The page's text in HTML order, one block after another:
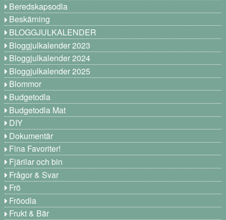
Beredskapsodla
Beskärning
BLOGGJULKALENDER
Bloggjulkalender 2023
Bloggjulkalender 2024
Bloggjulkalender 2025
Blommor
Budgetodla
Budgetodla Mat
DIY
Dokumentär
Fina Favoriter!
Fjärilar och bin
Frågor & Svar
Frö
Fröodla
Frukt & Bär